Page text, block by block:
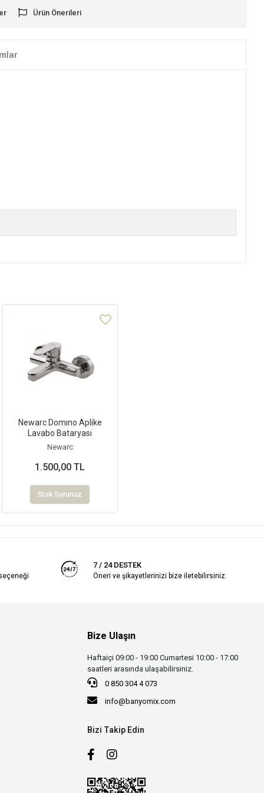
Ürün Önerileri
Newarc Domıno Aplike
Lavabo Bataryası
Newarc
1.500,00 TL
Stok Sorunuz
7 / 24 DESTEK
Öneri ve şikayetlerinizi bize iletebilirsiniz.
Bize Ulaşın
Haftaiçi 09:00 - 19:00 Cumartesi 10:00 - 17:00
saatleri arasında ulaşabilirsiniz.
0 850 304 4 073
info@banyomix.com
Bizi Takip Edin